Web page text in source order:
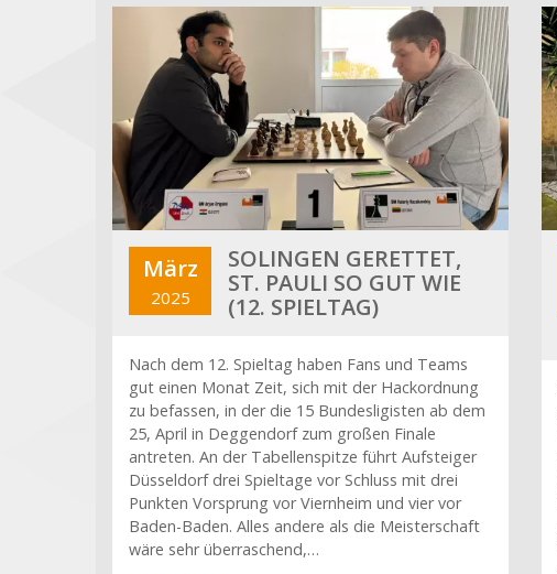
März
2025
SOLINGEN GERETTET,
ST. PAULI SO GUT WIE
(12. SPIELTAG)
Nach dem 12. Spieltag haben Fans und Teams
gut einen Monat Zeit, sich mit der Hackordnung
zu befassen, in der die 15 Bundesligisten ab dem
25, April in Deggendorf zum großen Finale
antreten. An der Tabellenspitze führt Aufsteiger
Düsseldorf drei Spieltage vor Schluss mit drei
Punkten Vorsprung vor Viernheim und vier vor
Baden-Baden. Alles andere als die Meisterschaft
wäre sehr überraschend,…